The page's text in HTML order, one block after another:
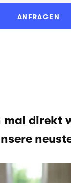
ANFRAGEN
mal direkt